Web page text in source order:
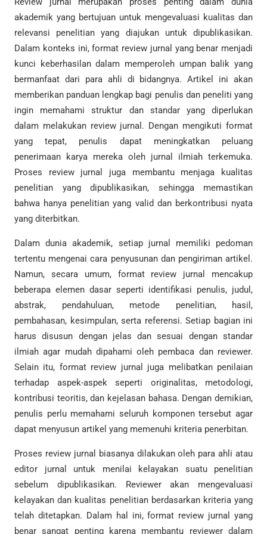
akademik yang bertujuan untuk mengevaluasi kualitas dan
relevansi penelitian yang diajukan untuk dipublikasikan.
Dalam konteks ini, format review jurnal yang benar menjadi
kunci keberhasilan dalam memperoleh umpan balik yang
bermanfaat dari para ahli di bidangnya. Artikel ini akan
memberikan panduan lengkap bagi penulis dan peneliti yang
ingin memahami struktur dan standar yang diperlukan
dalam melakukan review jurnal. Dengan mengikuti format
yang tepat, penulis dapat meningkatkan peluang
penerimaan karya mereka oleh jurnal ilmiah terkemuka.
Proses review jurnal juga membantu menjaga kualitas
penelitian yang dipublikasikan, sehingga memastikan
bahwa hanya penelitian yang valid dan berkontribusi nyata
yang diterbitkan.
Dalam dunia akademik, setiap jurnal memiliki pedoman
tertentu mengenai cara penyusunan dan pengiriman artikel.
Namun, secara umum, format review jurnal mencakup
beberapa elemen dasar seperti identifikasi penulis, judul,
abstrak, pendahuluan, metode penelitian, hasil,
pembahasan, kesimpulan, serta referensi. Setiap bagian ini
harus disusun dengan jelas dan sesuai dengan standar
ilmiah agar mudah dipahami oleh pembaca dan reviewer.
Selain itu, format review jurnal juga melibatkan penilaian
terhadap aspek-aspek seperti originalitas, metodologi,
kontribusi teoritis, dan kejelasan bahasa. Dengan demikian,
penulis perlu memahami seluruh komponen tersebut agar
dapat menyusun artikel yang memenuhi kriteria penerbitan.
Proses review jurnal biasanya dilakukan oleh para ahli atau
editor jurnal untuk menilai kelayakan suatu penelitian
sebelum dipublikasikan. Reviewer akan mengevaluasi
kelayakan dan kualitas penelitian berdasarkan kriteria yang
telah ditetapkan. Dalam hal ini, format review jurnal yang
benar sangat penting karena membantu reviewer dalam